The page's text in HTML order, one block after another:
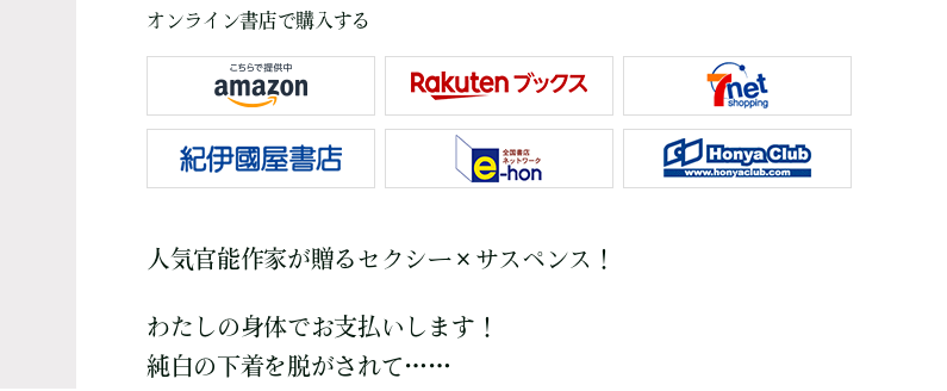
オンライン書店で購入する
人気官能作家が贈るセクシー×サスペンス！
わたしの身体でお支払いします！
純白の下着を脱がされて……